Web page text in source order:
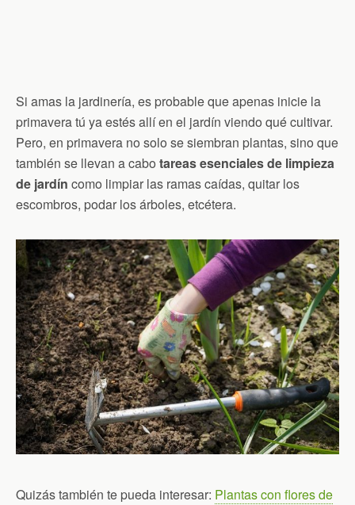
Si amas la jardinería, es probable que apenas inicie la
primavera tú ya estés allí en el jardín viendo qué cultivar.
Pero, en primavera no solo se siembran plantas, sino que
también se llevan a cabo tareas esenciales de limpieza
de jardín como limpiar las ramas caídas, quitar los
escombros, podar los árboles, etcétera.
Quizás también te pueda interesar: Plantas con flores de